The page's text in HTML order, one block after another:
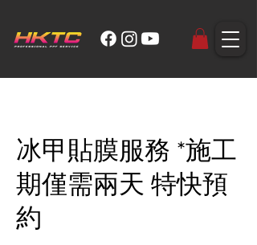
冰甲貼膜服務 *施工
期僅需兩天 特快預
約